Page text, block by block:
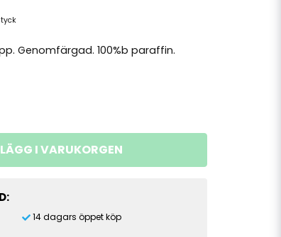
Genomfärgad. 100%b paraffin.
LÄGG I VARUKORGEN
14 dagars öppet köp